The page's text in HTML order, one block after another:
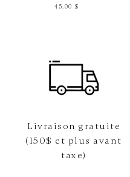
45.00 $
Livraison gratuite
(150$ et plus avant
taxe)